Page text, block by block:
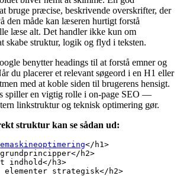
bruge præcise, beskrivende overskrifter, der
den måde kan læseren hurtigt forstå
læse alt. Det handler ikke kun om
skabe struktur, logik og flyd i teksten.
benytter headings til at forstå emner og
du placerer et relevant søgeord i en H1 eller
med at koble siden til brugerens hensigt.
spiller en vigtig rolle i on-page SEO —
linkstruktur og teknisk optimering gør.
struktur kan se sådan ud:
</h1>
h2>
indhold</h3>
elementer strategisk</h2>